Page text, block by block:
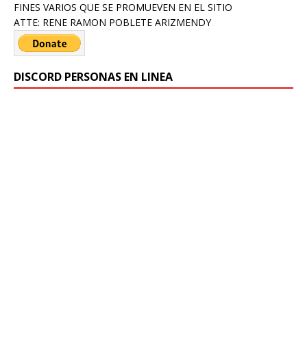
FINES VARIOS QUE SE PROMUEVEN EN EL SITIO
ATTE: RENE RAMON POBLETE ARIZMENDY
DISCORD PERSONAS EN LINEA